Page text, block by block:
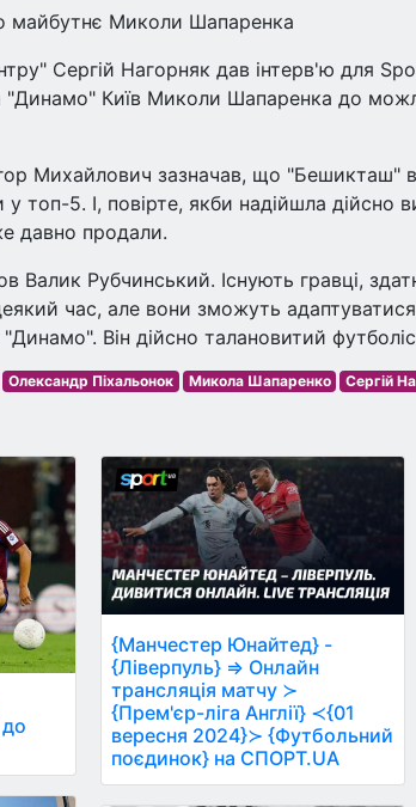
майбутнє Миколи Шапаренка
Сергій Нагорняк дав інтерв'ю для
"Динамо" Київ Миколи Шапаренка до
Михайлович зазначав, що "Бешикташ"
топ-5. І, повірте, якби надійшла дійсно
давно продали.
Валик Рубчинський. Існують гравці,
час, але вони зможуть
Він дійсно талановитий
Олександр Піхальонок Микола Шапаренко Сергій
{Манчестер Юнайтед} -
{Ліверпуль} ⇒ Онлайн
трансляція матчу ≻
{Прем'єр-ліга Англії} ≺{01
вересня 2024}≻ {Футбольний
поєдинок} на СПОРТ.UA